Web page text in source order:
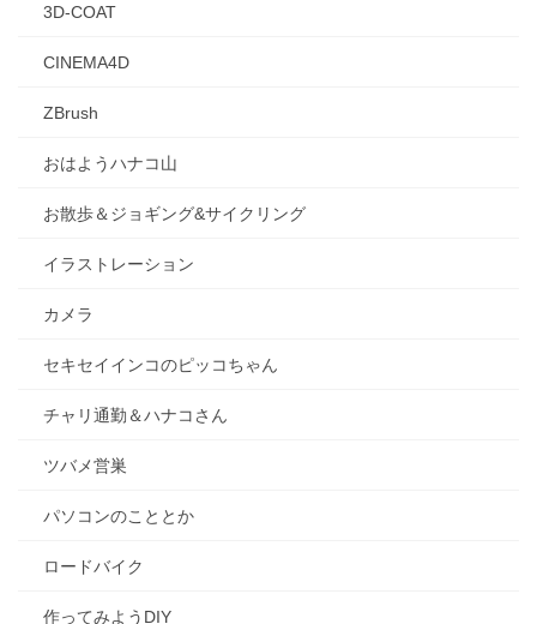
3D-COAT
CINEMA4D
ZBrush
おはようハナコ山
お散歩＆ジョギング&サイクリング
イラストレーション
カメラ
セキセイインコのピッコちゃん
チャリ通勤＆ハナコさん
ツバメ営巣
パソコンのこととか
ロードバイク
作ってみようDIY